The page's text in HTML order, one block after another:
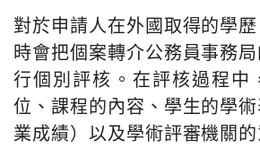
對於申請人在外國取得的學
時會把個案轉介公務員事務
行個別評核。在評核過程中
位、課程的內容、學生的學
業成績）以及學術評審機關